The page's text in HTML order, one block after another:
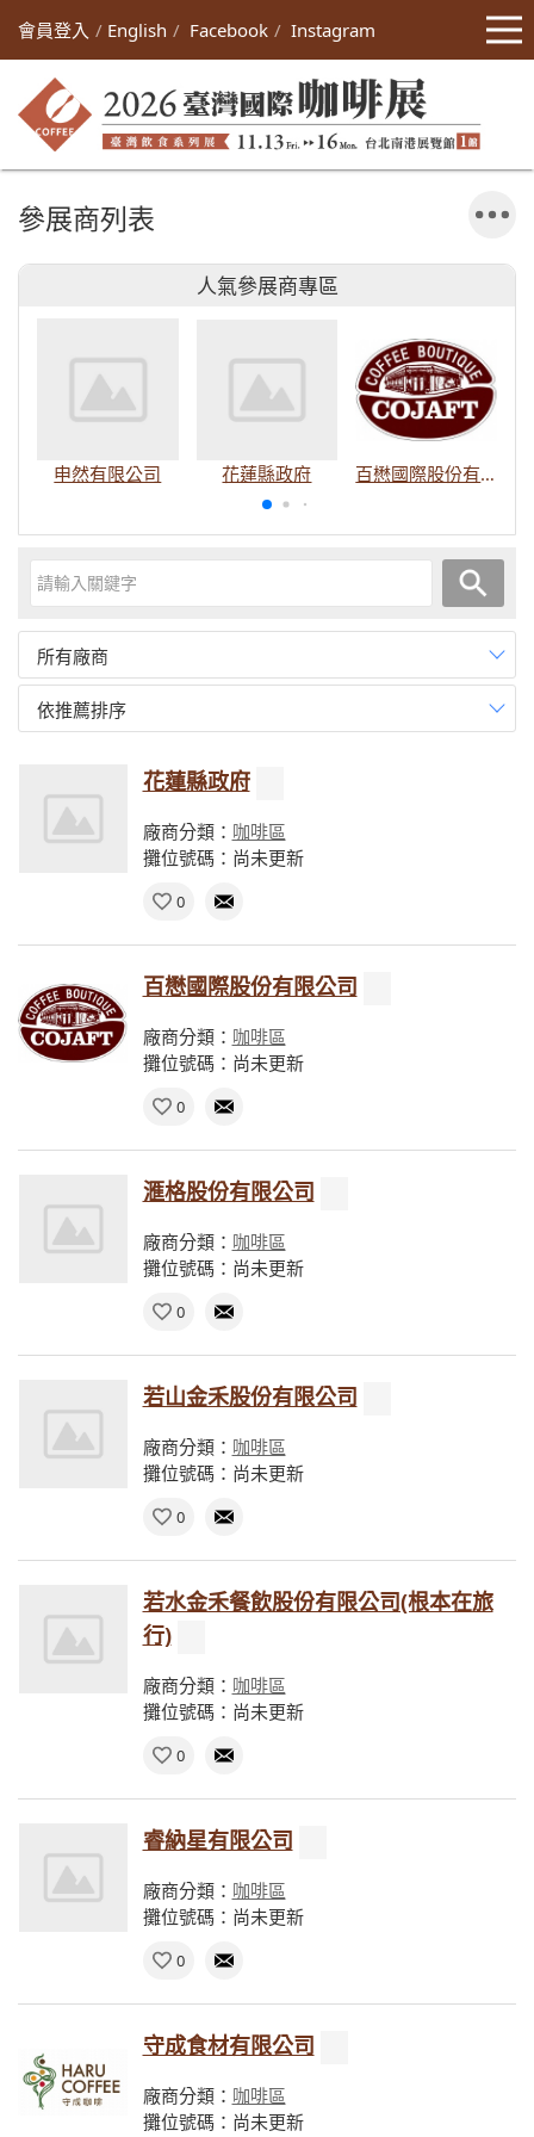
會員登入 English Facebook Instagram
參展商列表
人氣參展商專區
申然有限公司 花蓮縣政府 百懋國際股份有限公司
所有廠商
依推薦排序
花蓮縣政府
廠商分類： 咖啡區
攤位號碼：尚未更新
0
百懋國際股份有限公司
廠商分類： 咖啡區
攤位號碼：尚未更新
0
滙格股份有限公司
廠商分類： 咖啡區
攤位號碼：尚未更新
0
若山金禾股份有限公司
廠商分類： 咖啡區
攤位號碼：尚未更新
0
若水金禾餐飲股份有限公司(根本在旅
行)
廠商分類： 咖啡區
攤位號碼：尚未更新
0
睿納星有限公司
廠商分類： 咖啡區
攤位號碼：尚未更新
0
守成食材有限公司
廠商分類： 咖啡區
攤位號碼：尚未更新